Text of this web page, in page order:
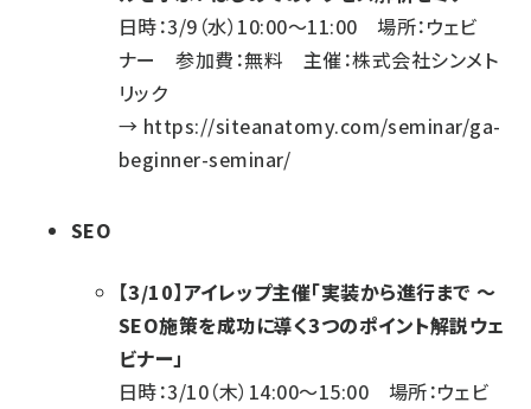
日時：3/9（水）10:00～11:00 場所：ウェビ
ナー 参加費：無料 主催：株式会社シンメト
リック
→ https://siteanatomy.com/seminar/ga-
beginner-seminar/
SEO
【3/10】アイレップ主催「実装から進行まで ～
SEO施策を成功に導く3つのポイント解説ウェ
ビナー」
日時：3/10（木）14:00～15:00 場所：ウェビ